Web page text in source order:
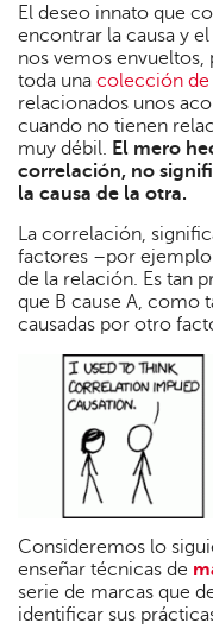
El deseo innato que
encontrar la causa y
nos vemos
toda una colección de
relacionados unos
cuando no tienen
muy débil. El mero
correlación, no
la causa de la otra.
La correlación,
factores –por
de la relación. Es tan
que B cause A, como
causadas por otro
Consideremos lo
enseñar técnicas de
serie de marcas que
identificar sus